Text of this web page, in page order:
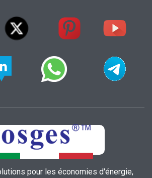
pour les économies d'énergie,